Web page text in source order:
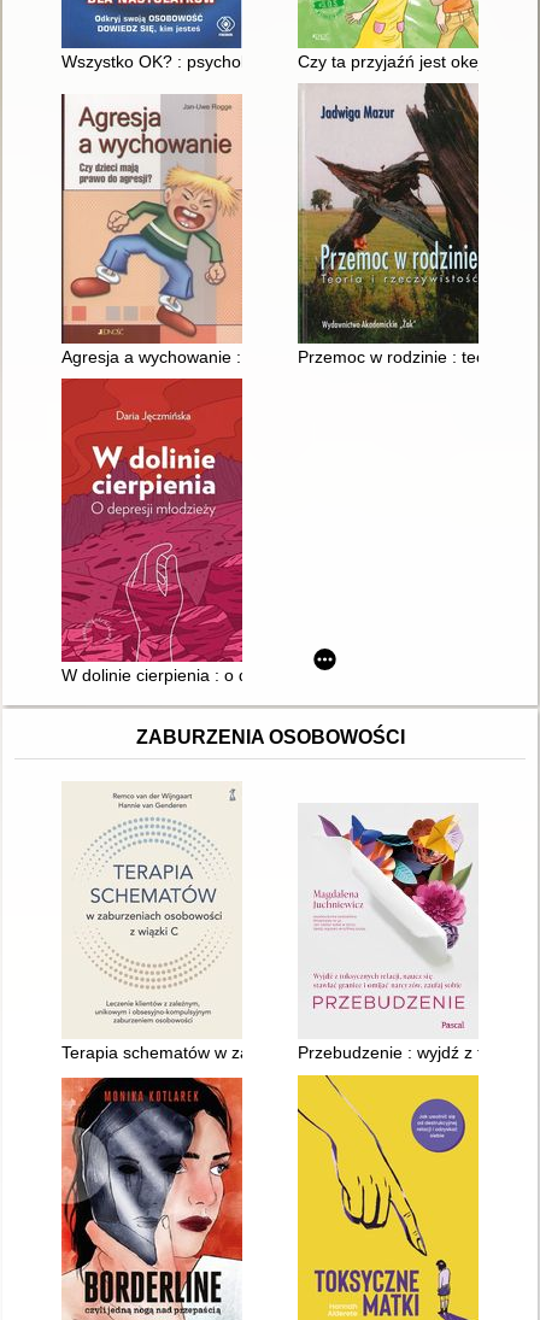
Wszystko OK? : psychologia dla nastolatkówCzy ta przyjaźń jest okej? :
Agresja a wychowanie : czy dzieci mają prawo do agresji?
Przemoc w rodzinie : teoria i
W dolinie cierpienia : o depresji młodzieży
ZABURZENIA OSOBOWOŚCI
Terapia schematów w zaburzeniach osobowości z wiązki C :
Przebudzenie : wyjdź z